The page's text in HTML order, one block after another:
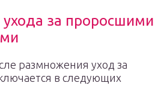
ухода за проросшими
размножения уход за
в следующих